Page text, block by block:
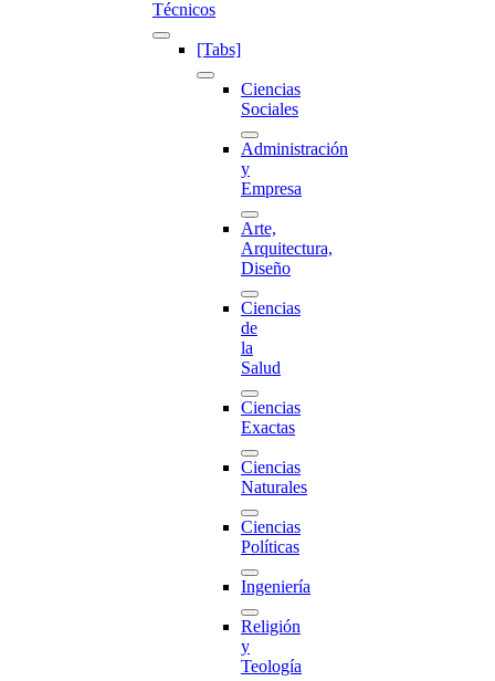
Técnicos
[Tabs]
Ciencias
Sociales
Administración
y
Empresa
Arte,
Arquitectura,
Diseño
Ciencias
de
la
Salud
Ciencias
Exactas
Ciencias
Naturales
Ciencias
Políticas
Ingeniería
Religión
y
Teología